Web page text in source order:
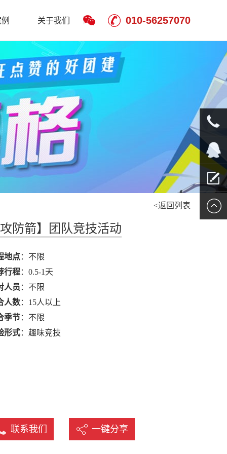
关于我们 010-56257070
<返回列表
防箭】团队竞技活动
地点：不限
行程：0.5-1天
人员 ：不限
人数：15人以上
季节：不限
形式：趣味竞技
联系我们 一键分享
010-
QQ客服
留言报